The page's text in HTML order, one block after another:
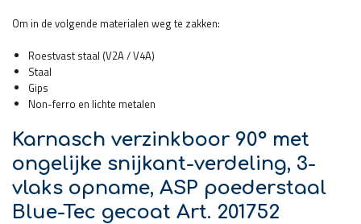
Om in de volgende materialen weg te zakken:
Roestvast staal (V2A / V4A)
Staal
Gips
Non-ferro en lichte metalen
Karnasch verzinkboor 90° met
ongelijke snijkant-verdeling, 3-
vlaks opname, ASP poederstaal
Blue-Tec gecoat Art. 201752